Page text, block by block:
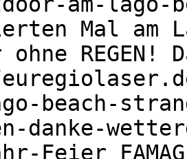
Mal am
ohne REGEN!
beach-
danke-
Feier